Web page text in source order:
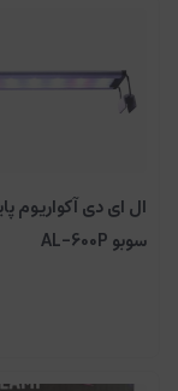
ال ای دی آکواریوم
سوبو AL-600P